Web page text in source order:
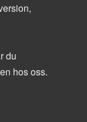
du
hos oss.